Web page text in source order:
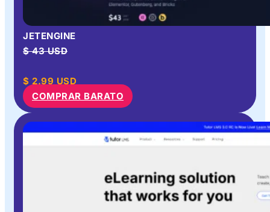
JETENGINE
$ 43 USD
$ 2.99 USD
COMPRAR BARATO